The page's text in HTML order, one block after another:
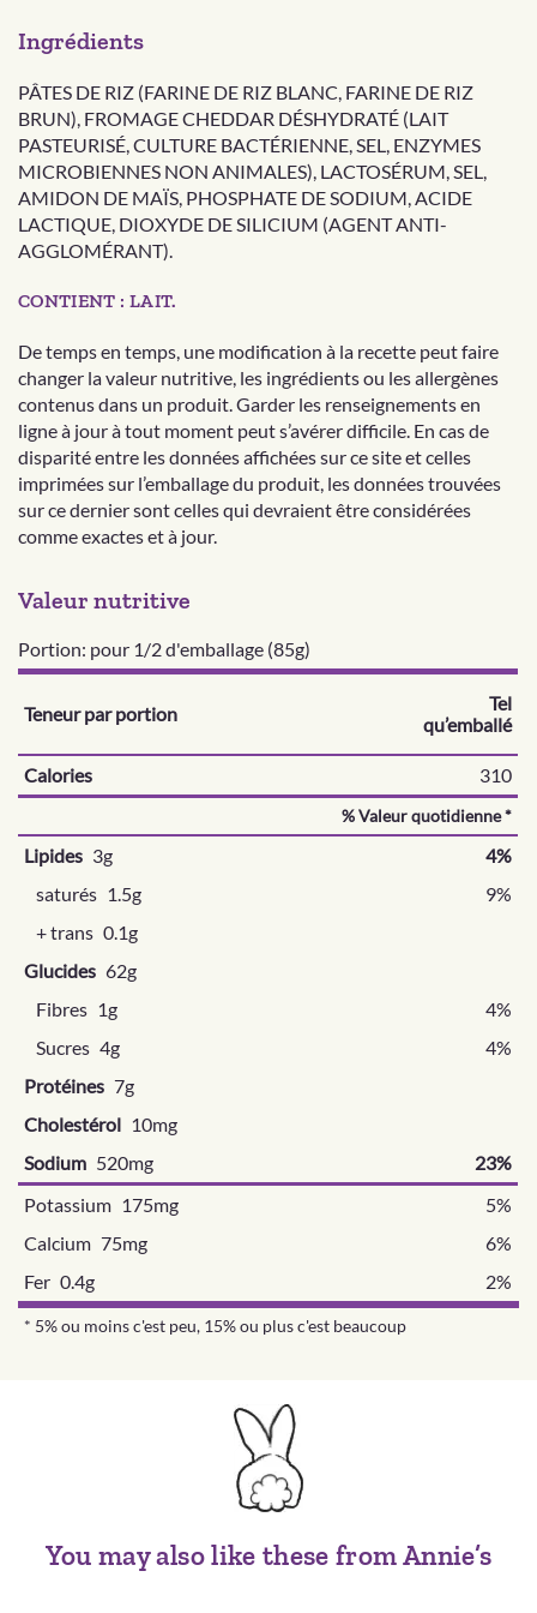
Ingrédients
PÂTES DE RIZ (FARINE DE RIZ BLANC, FARINE DE RIZ
BRUN), FROMAGE CHEDDAR DÉSHYDRATÉ (LAIT
PASTEURISÉ, CULTURE BACTÉRIENNE, SEL, ENZYMES
MICROBIENNES NON ANIMALES), LACTOSÉRUM, SEL,
AMIDON DE MAÏS, PHOSPHATE DE SODIUM, ACIDE
LACTIQUE, DIOXYDE DE SILICIUM (AGENT ANTI-
AGGLOMÉRANT).
CONTIENT : LAIT.
De temps en temps, une modification à la recette peut faire
changer la valeur nutritive, les ingrédients ou les allergènes
contenus dans un produit. Garder les renseignements en
ligne à jour à tout moment peut s’avérer difficile. En cas de
disparité entre les données affichées sur ce site et celles
imprimées sur l’emballage du produit, les données trouvées
sur ce dernier sont celles qui devraient être considérées
comme exactes et à jour.
Valeur nutritive
Portion: pour 1/2 d'emballage (85g)
Teneur par portion
Tel
qu’emballé
Calories 310
% Valeur quotidienne *
Lipides 3g
4%
saturés 1.5g
9%
+ trans 0.1g
Glucides 62g
Fibres 1g
4%
Sucres 4g
4%
Protéines 7g
Cholestérol 10mg
Sodium 520mg
23%
Potassium 175mg
5%
Calcium 75mg
6%
Fer 0.4g
2%
* 5% ou moins c'est peu, 15% ou plus c'est beaucoup
You may also like these from Annie’s